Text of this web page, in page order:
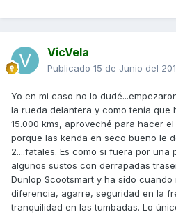
VicVela
Publicado 15 de Junio del
Yo en mi caso no lo
la rueda delantera y como tenía que
15.000 kms, aproveché para hacer
porque las kenda en seco bueno le
2....fatales. Es como si fuera por una
algunos sustos con derrapadas
Dunlop Scootsmart y ha sido
diferencia, agarre, seguridad en la
tranquilidad en las tumbadas. Lo